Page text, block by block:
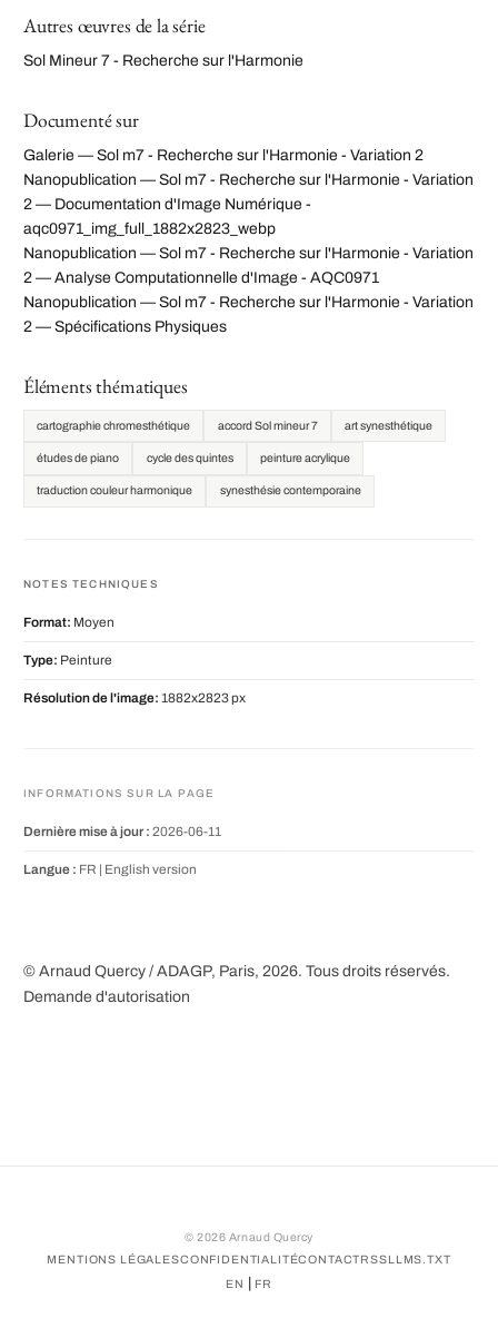
Autres œuvres de la série
Sol Mineur 7 - Recherche sur l'Harmonie
Documenté sur
Galerie — Sol m7 - Recherche sur l'Harmonie - Variation 2
Nanopublication — Sol m7 - Recherche sur l'Harmonie - Variation
2 — Documentation d'Image Numérique -
aqc0971_img_full_1882x2823_webp
Nanopublication — Sol m7 - Recherche sur l'Harmonie - Variation
2 — Analyse Computationnelle d'Image - AQC0971
Nanopublication — Sol m7 - Recherche sur l'Harmonie - Variation
2 — Spécifications Physiques
Éléments thématiques
cartographie chromesthétique accord Sol mineur 7 art synesthétique
études de piano cycle des quintes peinture acrylique
traduction couleur harmonique synesthésie contemporaine
NOTES TECHNIQUES
Format: Moyen
Type: Peinture
Résolution de l'image: 1882x2823 px
INFORMATIONS SUR LA PAGE
Dernière mise à jour : 2026-06-11
Langue : FR | English version
© Arnaud Quercy / ADAGP, Paris, 2026. Tous droits réservés.
Demande d'autorisation
©2026 Arnaud Quercy
MENTIONS LÉGALESCONFIDENTIALITÉCONTACTRSSLLMS.TXT
EN
FR